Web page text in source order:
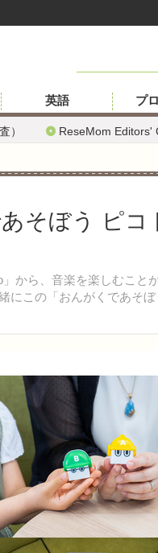
） ReseMom Editors'
英語 プ
そぼう ピコ
から、音楽を楽しむこと
にこの「おんがくであそ